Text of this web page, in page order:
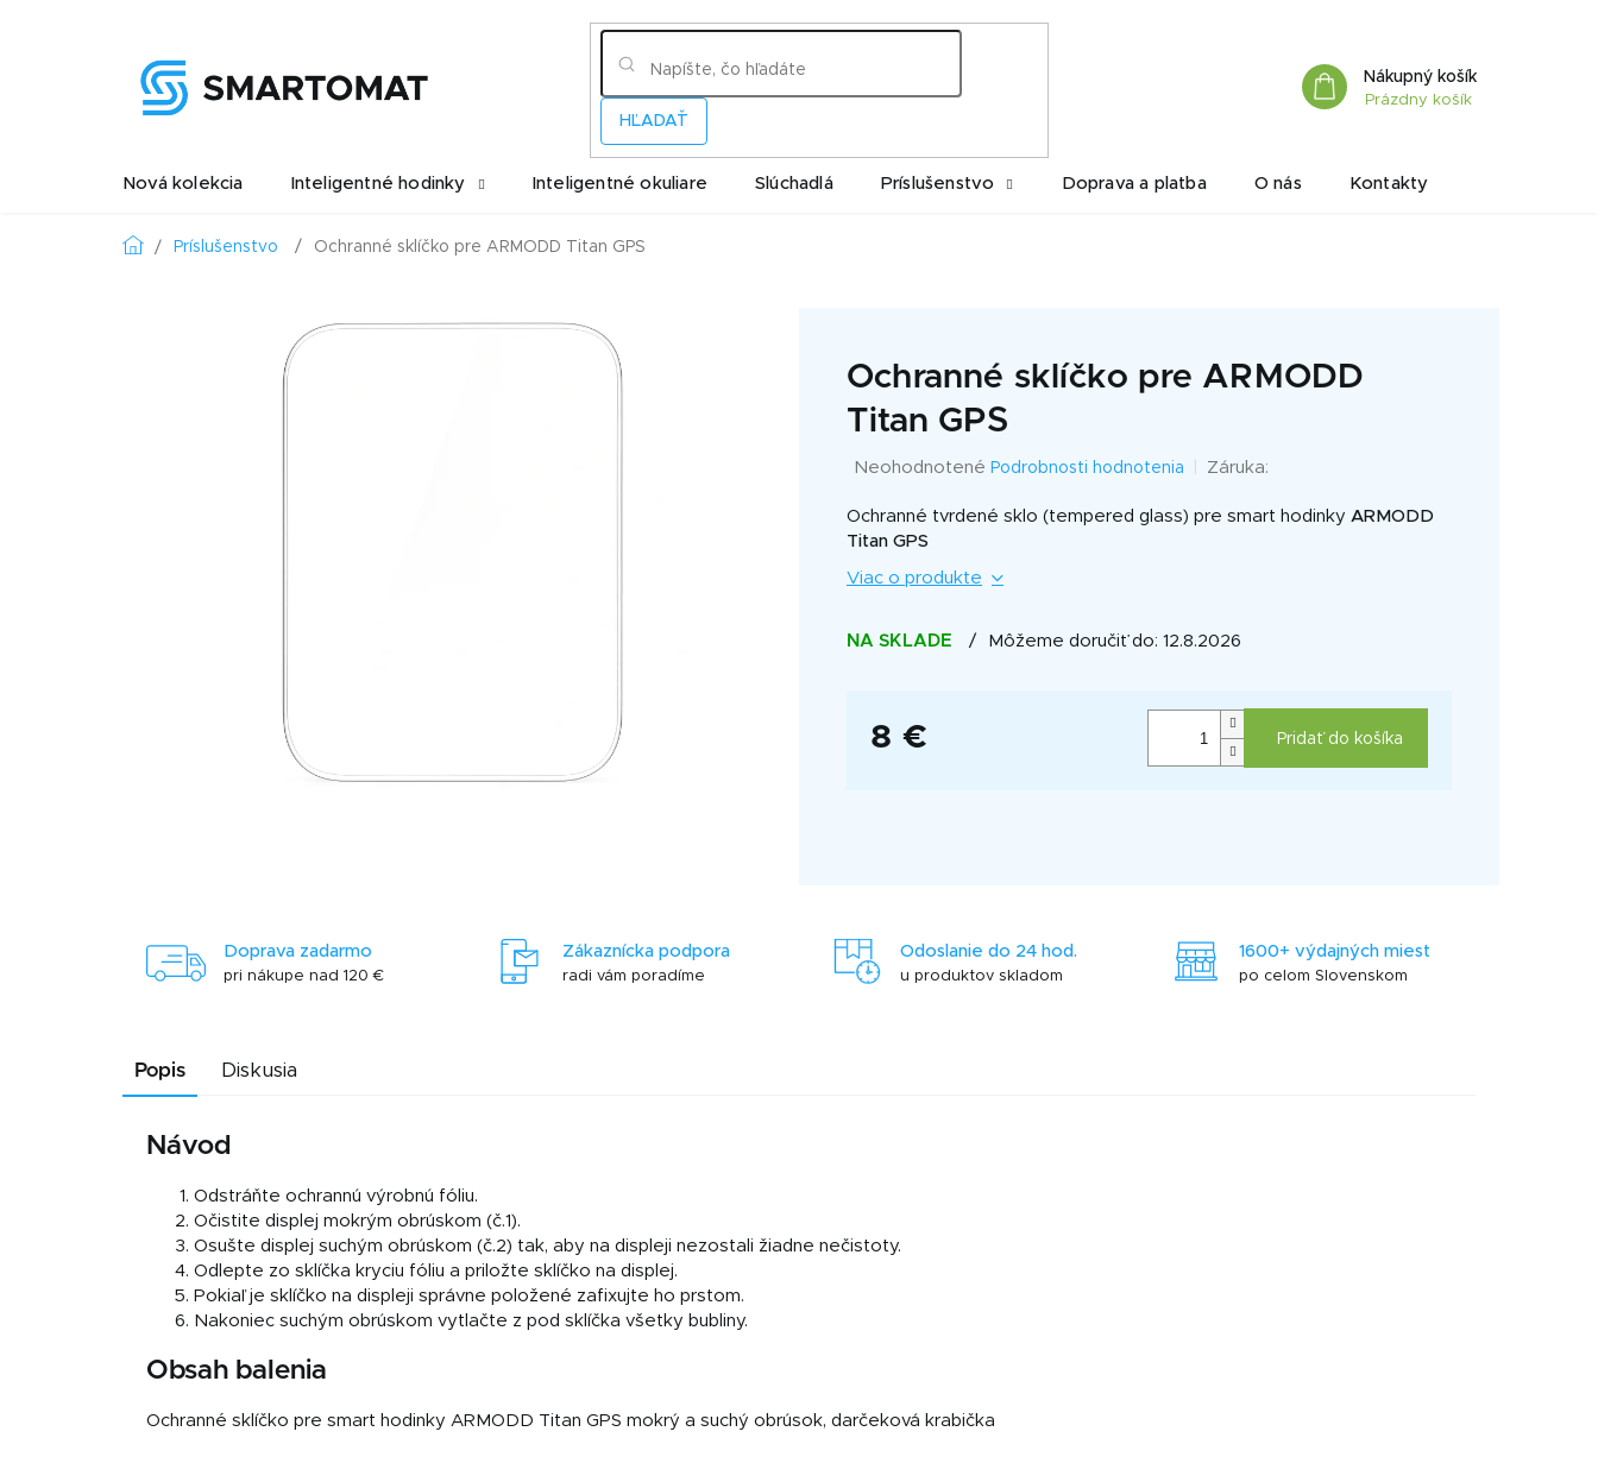
HĽADAŤ
Nákupný košík
Prázdny košík
Nová kolekcia Inteligentné hodinky Inteligentné okuliare Slúchadlá Príslušenstvo Doprava a platba O nás Kontakty
DomovPríslušenstvo Ochranné sklíčko pre ARMODD Titan GPS
Ochranné sklíčko pre ARMODD
Titan GPS
Priemerné
produktu
je
0,0
z
hviezdičiek.
Neohodnotené Podrobnosti hodnotenia Záruka:
Ochranné tvrdené sklo (tempered glass) pre smart hodinky ARMODD
Titan GPS
Viac o produkte
NA SKLADE Môžeme doručiť do: 12.8.2026
8 € Pridať do košíka
Doprava zadarmo
pri nákupe nad 120 €
Zákaznícka podpora
radi vám poradíme
Odoslanie do 24 hod.
u produktov skladom
1600+ výdajných miest
po celom Slovenskom
Popis Diskusia
Návod
Odstráňte ochrannú výrobnú fóliu.
Očistite displej mokrým obrúskom (č.1).
Osušte displej suchým obrúskom (č.2) tak, aby na displeji nezostali žiadne nečistoty.
Odlepte zo sklíčka kryciu fóliu a priložte sklíčko na displej.
Pokiaľ je sklíčko na displeji správne položené zafixujte ho prstom.
Nakoniec suchým obrúskom vytlačte z pod sklíčka všetky bubliny.
Obsah balenia
Ochranné sklíčko pre smart hodinky ARMODD Titan GPS mokrý a suchý obrúsok, darčeková krabička